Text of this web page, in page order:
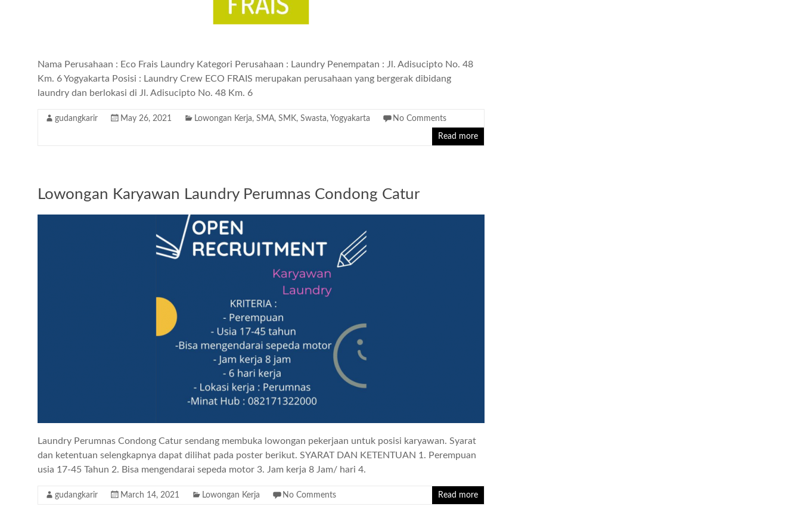
Nama Perusahaan : Eco Frais Laundry Kategori Perusahaan : Laundry Penempatan : Jl. Adisucipto No. 48
Km. 6 Yogyakarta Posisi : Laundry Crew ECO FRAIS merupakan perusahaan yang bergerak dibidang
laundry dan berlokasi di Jl. Adisucipto No. 48 Km. 6
gudangkarir May 26, 2021 Lowongan Kerja, SMA, SMK, Swasta, Yogyakarta No Comments
Read more
Lowongan Karyawan Laundry Perumnas Condong Catur
Laundry Perumnas Condong Catur sendang membuka lowongan pekerjaan untuk posisi karyawan. Syarat
dan ketentuan selengkapnya dapat dilihat pada poster berikut. SYARAT DAN KETENTUAN 1. Perempuan
usia 17-45 Tahun 2. Bisa mengendarai sepeda motor 3. Jam kerja 8 Jam/ hari 4.
gudangkarir March 14, 2021 Lowongan Kerja No Comments Read more